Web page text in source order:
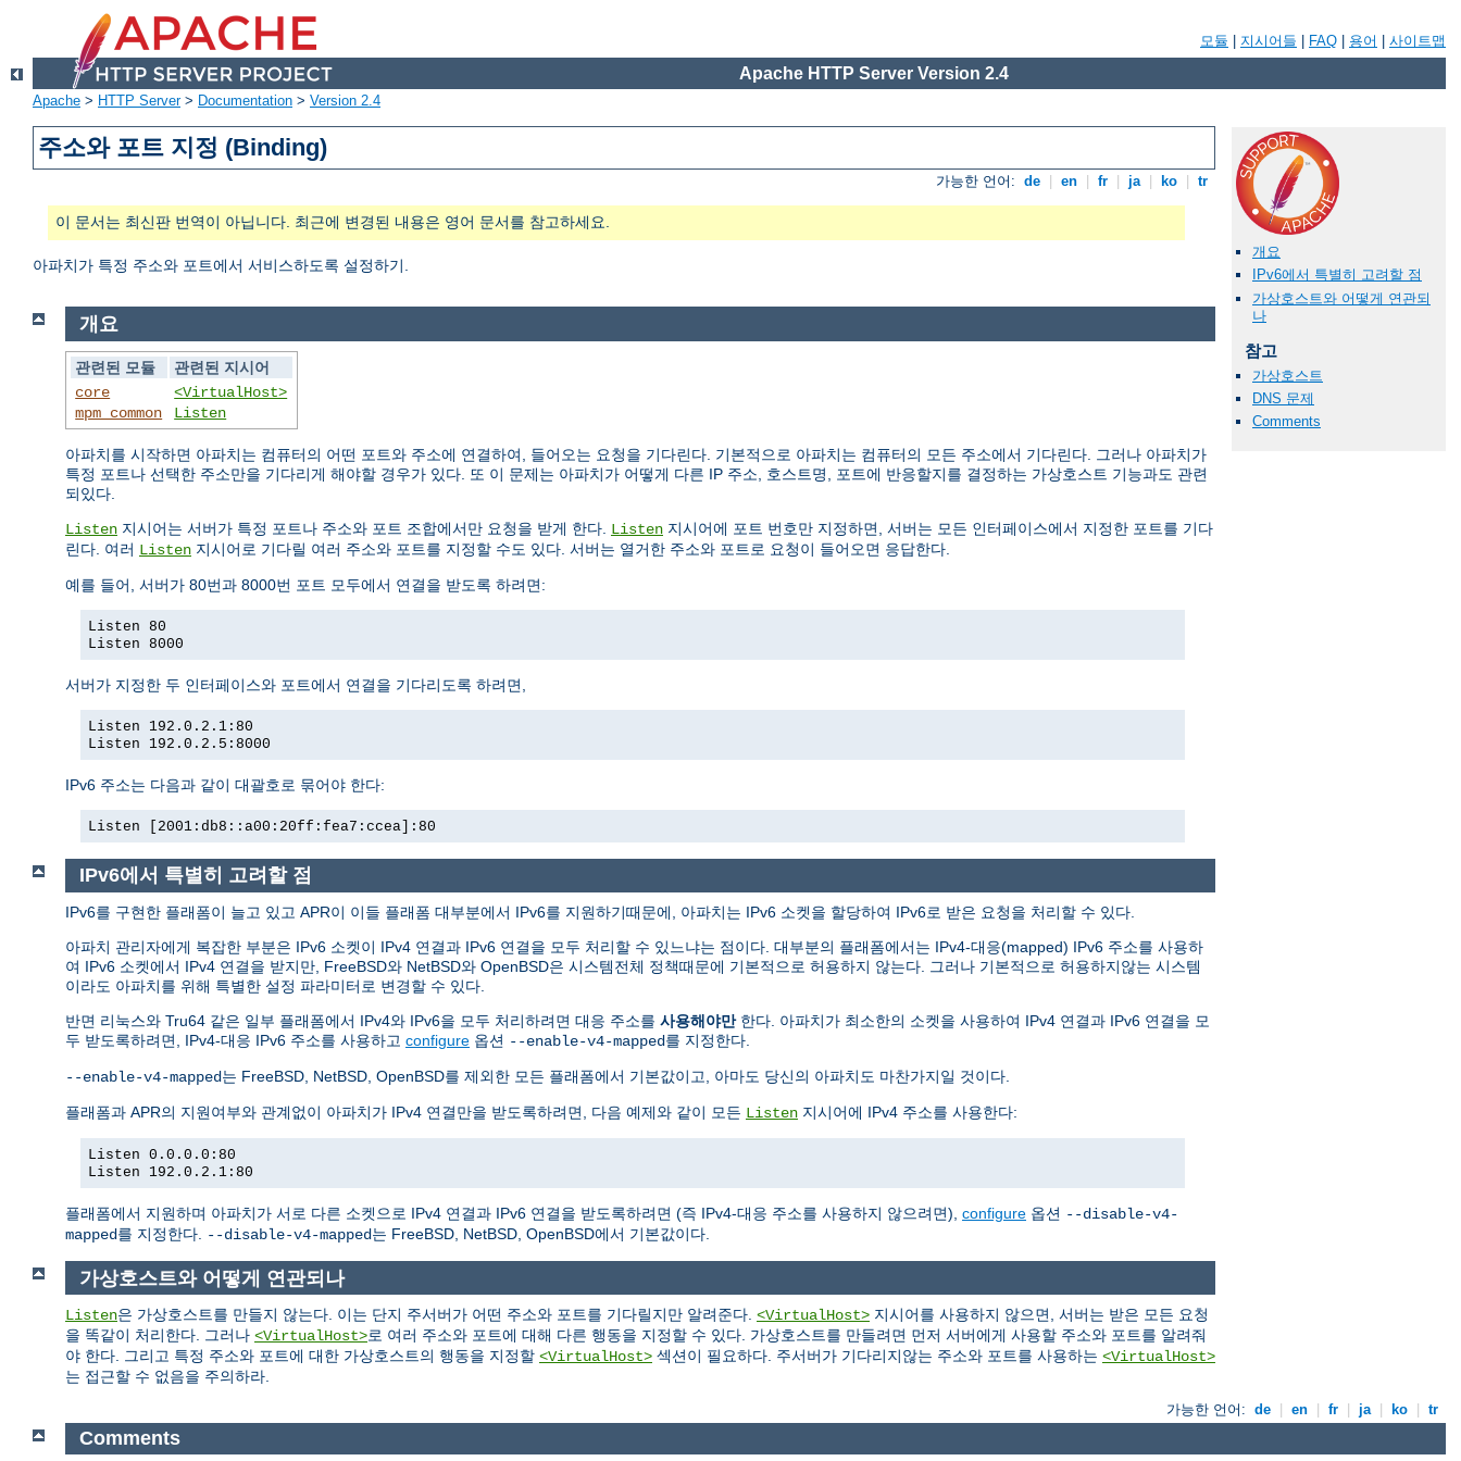
모듈 지시어들 FAQ 용어 사이트맵
Apache HTTP Server Version 2.4
Apache > HTTP Server> Documentation > Version 2.4
주소와 포트 지정 (Binding)
가능한 언어: de en fr ja ko tr
이 문서는 최신판 번역이 아닙니다. 최근에 변경된 내용은 영어 문서를 참고하세요.
아파치가 특정 주소와 포트에서 서비스하도록 설정하기.
개요
IPv6에서 특별히 고려할 점
가상호스트와 어떻게 연관되
나
참고
가상호스트
DNS 문제
Comments
개요
관련된 모듈
관련된 지시어
core
mpm_common
<VirtualHost>
Listen
아파치를 시작하면 아파치는 컴퓨터의 어떤 포트와 주소에 연결하여, 들어오는 요청을 기다린다. 기본적으로 아파치는 컴퓨터의 모든 주소에서 기다린다. 그러나 아파치가
특정 포트나 선택한 주소만을 기다리게 해야할 경우가 있다. 또 이 문제는 아파치가 어떻게 다른 IP 주소, 호스트명, 포트에 반응할지를 결정하는 가상호스트 기능과도 관련
되있다.
Listen 지시어는 서버가 특정 포트나 주소와 포트 조합에서만 요청을 받게 한다. Listen 지시어에 포트 번호만 지정하면, 서버는 모든 인터페이스에서 지정한 포트를 기다
린다. 여러 Listen 지시어로 기다릴 여러 주소와 포트를 지정할 수도 있다. 서버는 열거한 주소와 포트로 요청이 들어오면 응답한다.
예를 들어, 서버가 80번과 8000번 포트 모두에서 연결을 받도록 하려면:
Listen 80
Listen 8000
서버가 지정한 두 인터페이스와 포트에서 연결을 기다리도록 하려면,
Listen 192.0.2.1:80
Listen 192.0.2.5:8000
IPv6 주소는 다음과 같이 대괄호로 묶어야 한다:
Listen [2001:db8::a00:20ff:fea7:ccea]:80
IPv6에서 특별히 고려할 점
IPv6를 구현한 플래폼이 늘고 있고 APR이 이들 플래폼 대부분에서 IPv6를 지원하기때문에, 아파치는 IPv6 소켓을 할당하여 IPv6로 받은 요청을 처리할 수 있다.
아파치 관리자에게 복잡한 부분은 IPv6 소켓이 IPv4 연결과 IPv6 연결을 모두 처리할 수 있느냐는 점이다. 대부분의 플래폼에서는 IPv4-대응(mapped) IPv6 주소를 사용하
여 IPv6 소켓에서 IPv4 연결을 받지만, FreeBSD와 NetBSD와 OpenBSD은 시스템전체 정책때문에 기본적으로 허용하지 않는다. 그러나 기본적으로 허용하지않는 시스템
이라도 아파치를 위해 특별한 설정 파라미터로 변경할 수 있다.
반면 리눅스와 Tru64 같은 일부 플래폼에서 IPv4와 IPv6을 모두 처리하려면 대응 주소를 사용해야만한다. 아파치가 최소한의 소켓을 사용하여 IPv4 연결과 IPv6 연결을 모
두 받도록하려면, IPv4-대응 IPv6 주소를 사용하고 configure 옵션 --enable-v4-mapped를 지정한다.
--enable-v4-mapped는 FreeBSD, NetBSD, OpenBSD를 제외한 모든 플래폼에서 기본값이고, 아마도 당신의 아파치도 마찬가지일 것이다.
플래폼과 APR의 지원여부와 관계없이 아파치가 IPv4 연결만을 받도록하려면, 다음 예제와 같이 모든 Listen 지시어에 IPv4 주소를 사용한다:
Listen 0.0.0.0:80
Listen 192.0.2.1:80
플래폼에서 지원하며 아파치가 서로 다른 소켓으로 IPv4 연결과 IPv6 연결을 받도록하려면 (즉 IPv4-대응 주소를 사용하지 않으려면), configure 옵션 --disable-v4-
mapped를 지정한다. --disable-v4-mapped는 FreeBSD, NetBSD, OpenBSD에서 기본값이다.
가상호스트와 어떻게 연관되나
Listen은 가상호스트를 만들지 않는다. 이는 단지 주서버가 어떤 주소와 포트를 기다릴지만 알려준다. <VirtualHost> 지시어를 사용하지 않으면, 서버는 받은 모든 요청
을 똑같이 처리한다. 그러나 <VirtualHost>로 여러 주소와 포트에 대해 다른 행동을 지정할 수 있다. 가상호스트를 만들려면 먼저 서버에게 사용할 주소와 포트를 알려줘
야 한다. 그리고 특정 주소와 포트에 대한 가상호스트의 행동을 지정할 <VirtualHost> 섹션이 필요하다. 주서버가 기다리지않는 주소와 포트를 사용하는 <VirtualHost>
는 접근할 수 없음을 주의하라.
가능한 언어: de en fr ja ko tr
Comments